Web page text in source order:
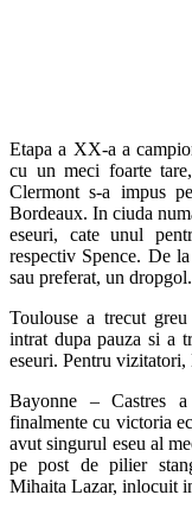
Etapa a XX-a a
cu un meci foarte
Clermont s-a impus
Bordeaux. In ciuda
eseuri, cate unul
respectiv Spence. De
sau preferat, un dropgol.
Toulouse a trecut
intrat dupa pauza si a
eseuri. Pentru vizitatori,
Bayonne – Castres
finalmente cu victoria
avut singurul eseu al
pe post de pilier
Mihaita Lazar, inlocuit